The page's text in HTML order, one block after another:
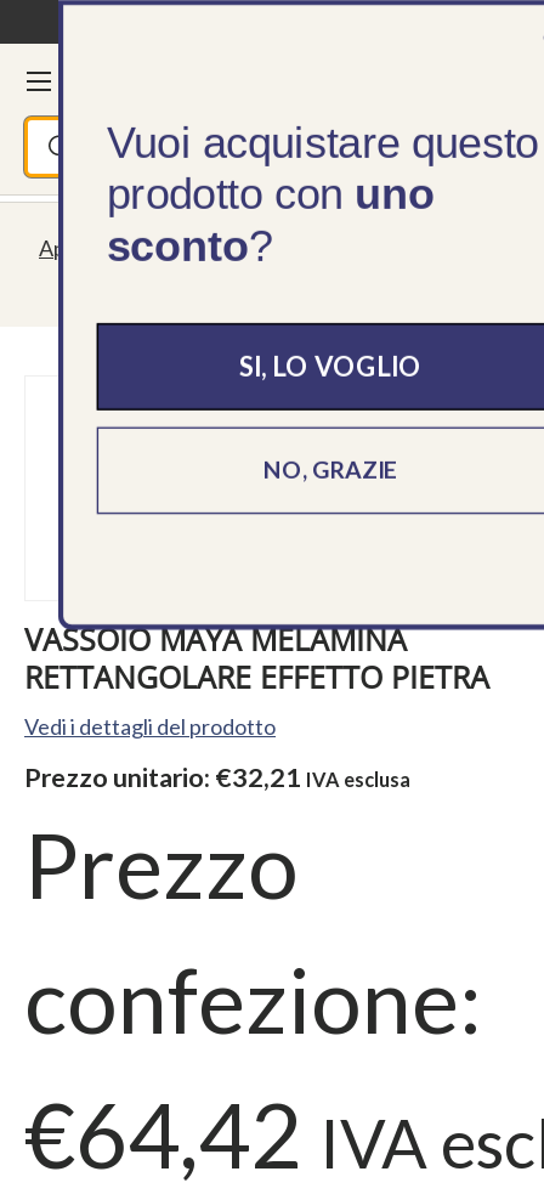
Passa ai contenuti
Cerca
Cerca
Menu
Aperti tutta l'estate! Spedizioni sempre garantite,
VASSOIO MAYA MELAMINA
RETTANGOLARE EFFETTO PIETRA
Vedi i dettagli del prodotto
Prezzo unitario: €32,21 IVA esclusa
Prezzo
confezione:
€64,42 IVA
Vuoi acquistare questo
prodotto con uno
sconto?
SI, LO VOGLIO
NO, GRAZIE